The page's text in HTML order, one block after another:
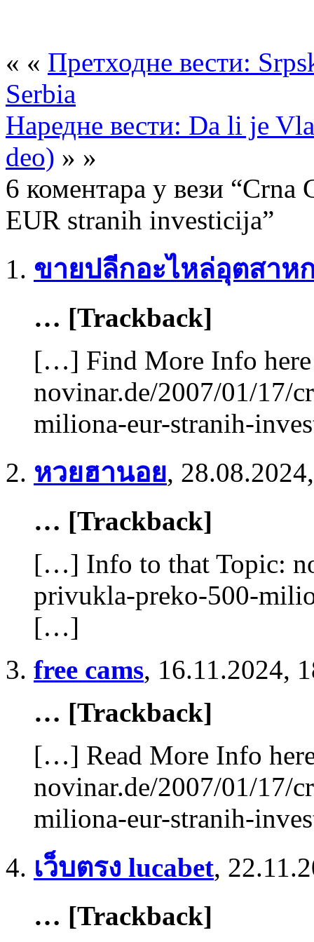
« « Претходне вести:
Serbia
Наредне вести: Da li je
deo) » »
6 коментара у вези
EUR stranih investicija”
ขายปลีกอะไหล่อุตสาห
… [Trackback]
[…] Find More Info here
novinar.de/2007/01/17/
miliona-eur-stranih-
หวยฮานอย,
… [Trackback]
[…] Info to that Topic:
privukla-preko-500-
[…]
free cams, 16.11.2024,
… [Trackback]
[…] Read More Info
novinar.de/2007/01/17/
miliona-eur-stranih-
เว็บตรง lucabet,
… [Trackback]